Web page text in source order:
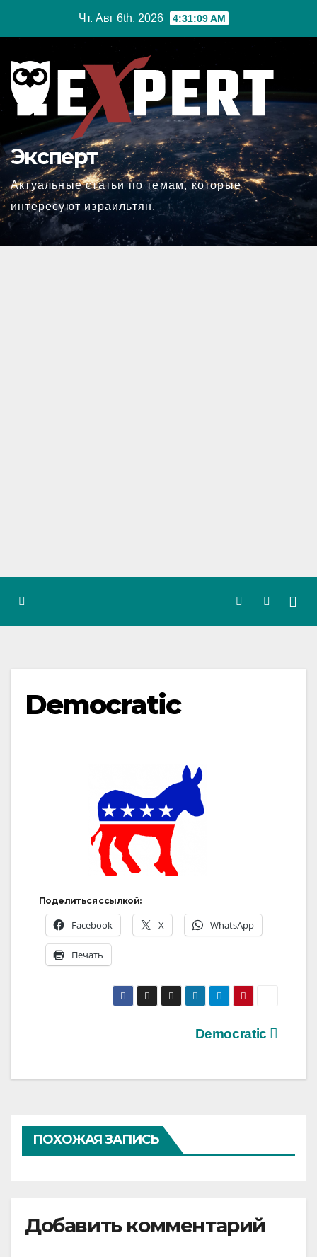
Чт. Авг 6th, 2026 4:31:10 AM
Эксперт
Актуальные статьи по темам, которые
интересуют израильтян.
Democratic
Поделиться ссылкой:
Facebook X WhatsApp
Печать
Democratic
ПОХОЖАЯ ЗАПИСЬ
Добавить комментарий